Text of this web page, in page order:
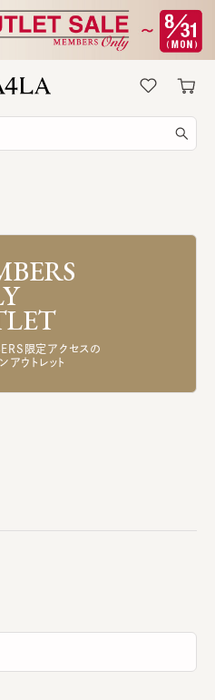
限定アクセスの
アウトレット